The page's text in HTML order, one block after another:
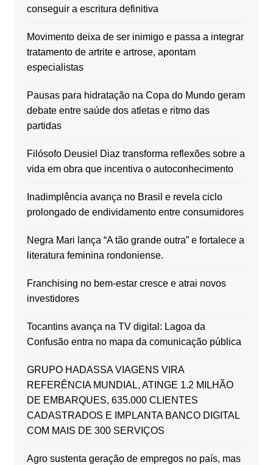
conseguir a escritura definitiva
Movimento deixa de ser inimigo e passa a integrar
tratamento de artrite e artrose, apontam
especialistas
Pausas para hidratação na Copa do Mundo geram
debate entre saúde dos atletas e ritmo das
partidas
Filósofo Deusiel Diaz transforma reflexões sobre a
vida em obra que incentiva o autoconhecimento
Inadimplência avança no Brasil e revela ciclo
prolongado de endividamento entre consumidores
Negra Mari lança “A tão grande outra” e fortalece a
literatura feminina rondoniense.
Franchising no bem-estar cresce e atrai novos
investidores
Tocantins avança na TV digital: Lagoa da
Confusão entra no mapa da comunicação pública
GRUPO HADASSA VIAGENS VIRA
REFERÊNCIA MUNDIAL, ATINGE 1.2 MILHÃO
DE EMBARQUES, 635.000 CLIENTES
CADASTRADOS E IMPLANTA BANCO DIGITAL
COM MAIS DE 300 SERVIÇOS
Agro sustenta geração de empregos no país, mas